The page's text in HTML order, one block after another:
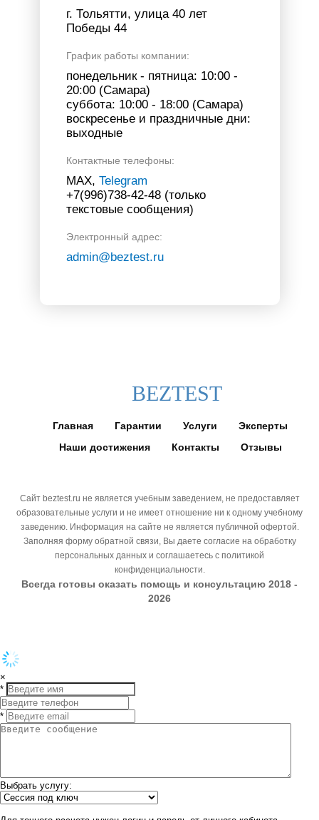
г. Тольятти, улица 40 лет
Победы 44
График работы компании:
понедельник - пятница: 10:00 -
20:00 (Самара)
суббота: 10:00 - 18:00 (Самара)
воскресенье и праздничные дни:
выходные
Контактные телефоны:
МАХ, Telegram
+7(996)738-42-48 (только
текстовые сообщения)
Электронный адрес:
admin@beztest.ru
BEZTEST
Главная Гарантии Услуги
Эксперты
Наши достижения
Контакты Отзывы
Сайт beztest.ru не является учебным заведением, не предоставляет
образовательные услуги и не имеет отношение ни к одному учебному
заведению. Информация на сайте не является публичной офертой.
Заполняя форму обратной связи, Вы даете согласие на обработку
персональных данных и соглашаетесь с политикой
конфиденциальности.
Всегда готовы оказать помощь и консультацию 2018 -
2026
×
*
*
Выбрать услугу: